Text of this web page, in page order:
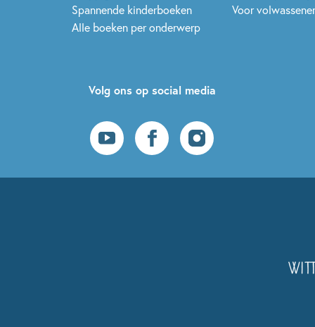
Spannende kinderboeken
Alle boeken per onderwerp
Voor
Volg ons op social media